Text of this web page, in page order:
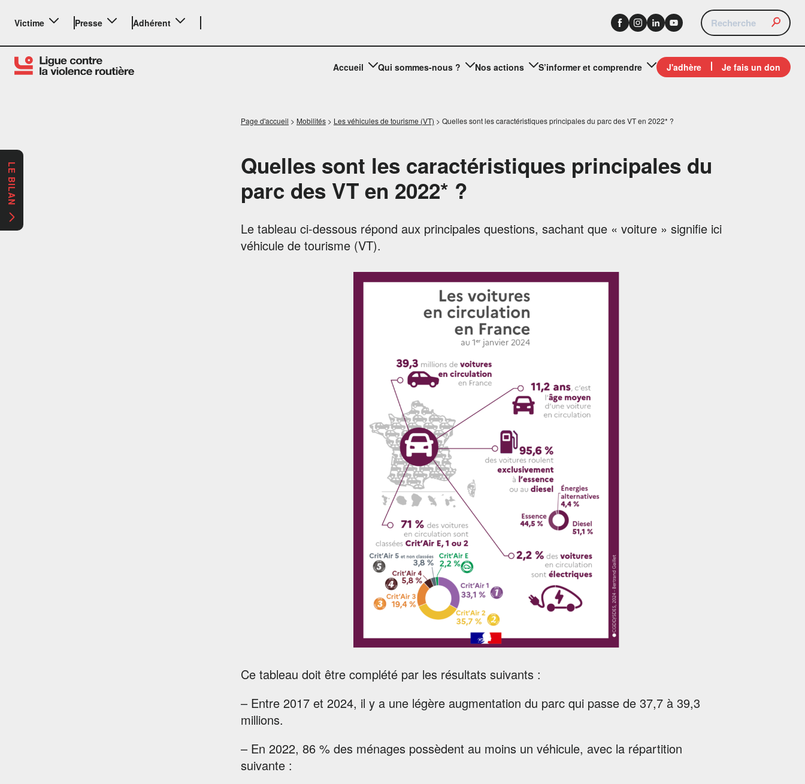
Victime Presse Adhérent
Accueil Qui sommes-nous ? Nos actions S’informer et comprendre J'adhère Je fais un don
Page d'accueil > Mobilités > Les véhicules de tourisme (VT) > Quelles sont les caractéristiques principales du parc des VT en 2022* ?
Quelles sont les caractéristiques principales du
parc des VT en 2022* ?
Le tableau ci-dessous répond aux principales questions, sachant que « voiture » signifie ici
véhicule de tourisme (VT).
Ce tableau doit être complété par les résultats suivants :
– Entre 2017 et 2024, il y a une légère augmentation du parc qui passe de 37,7 à 39,3
millions.
– En 2022, 86 % des ménages possèdent au moins un véhicule, avec la répartition
suivante :
LE BILAN